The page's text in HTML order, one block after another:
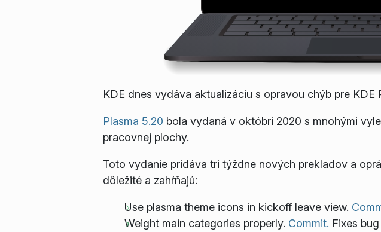
KDE dnes vydáva aktualizáciu s opravou chýb pre KDE
Plasma 5.20 bola vydaná v októbri 2020 s mnohými
pracovnej plochy.
Toto vydanie pridáva tri týždne nových prekladov a
dôležité a zahŕňajú:
Use plasma theme icons in kickoff leave view.
Weight main categories properly. Commit. Fixes bug